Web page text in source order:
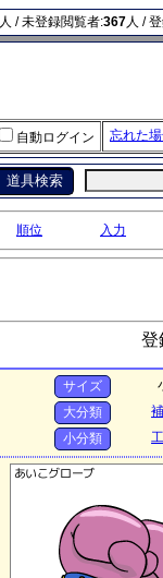
人 / 未登録閲覧者:367人 /
自動ログイン 忘れた
道具検索
順位 入力
登
サイズ
大分類
小分類